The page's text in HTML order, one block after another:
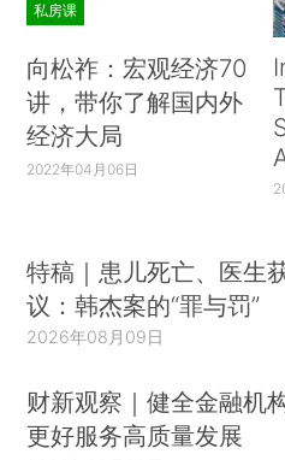
私房课
向松祚：宏观经济70
讲，带你了解国内外
经济大局
2022年04月06日
特稿｜患儿死亡、医生
议：韩杰案的“罪与罚”
2026年08月09日
财新观察｜健全金融机
更好服务高质量发展